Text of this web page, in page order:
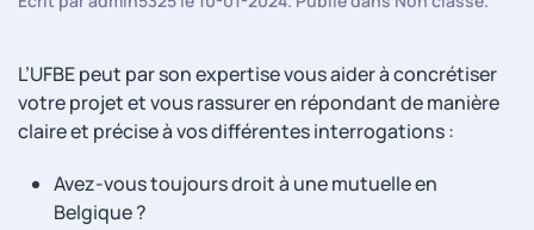
L’UFBE peut par son expertise vous aider à concrétiser
votre projet et vous rassurer en répondant de manière
claire et précise à vos différentes interrogations :
Avez-vous toujours droit à une mutuelle en
Belgique ?